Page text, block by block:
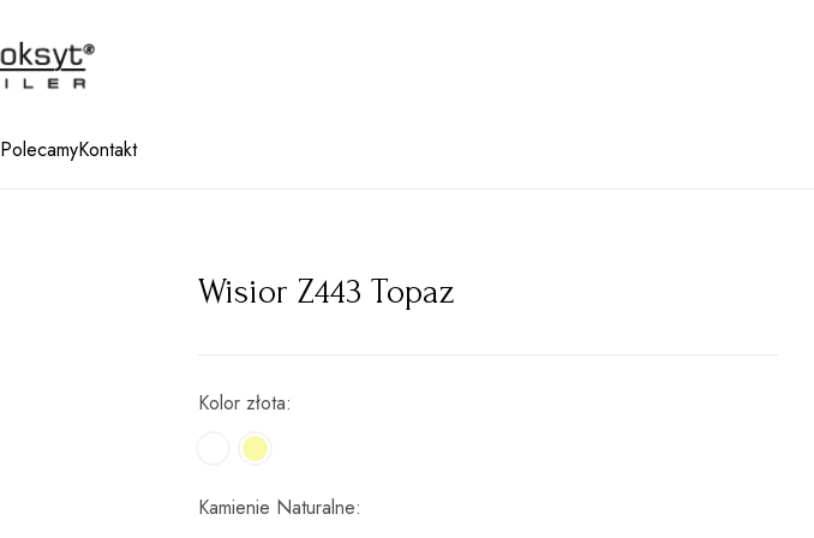
PolecamyKontakt
Wisior Z443 Topaz
Kolor złota
Kamienie Naturalne